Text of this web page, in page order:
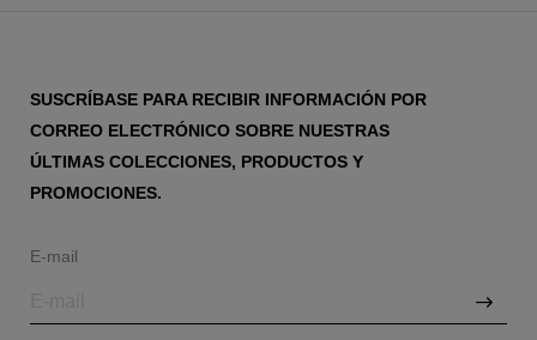
SUSCRÍBASE PARA RECIBIR INFORMACIÓN POR
CORREO ELECTRÓNICO SOBRE NUESTRAS
ÚLTIMAS COLECCIONES, PRODUCTOS Y
PROMOCIONES.
E-mail